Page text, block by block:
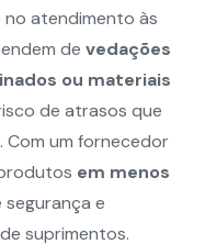
no atendimento às
de vedações
ou materiais
de atrasos que
um fornecedor
em menos
e
suprimentos.